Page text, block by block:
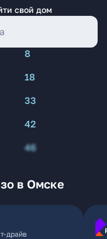
свой дом
8
18
33
42
46
в Омске
драйв